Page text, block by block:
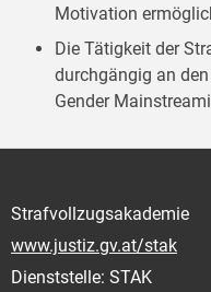
Motivation
Die Tätigkeit der
durchgängig an
Gender
Strafvollzugsakademie
www.justiz.gv.at/stak
Dienststelle: STAK